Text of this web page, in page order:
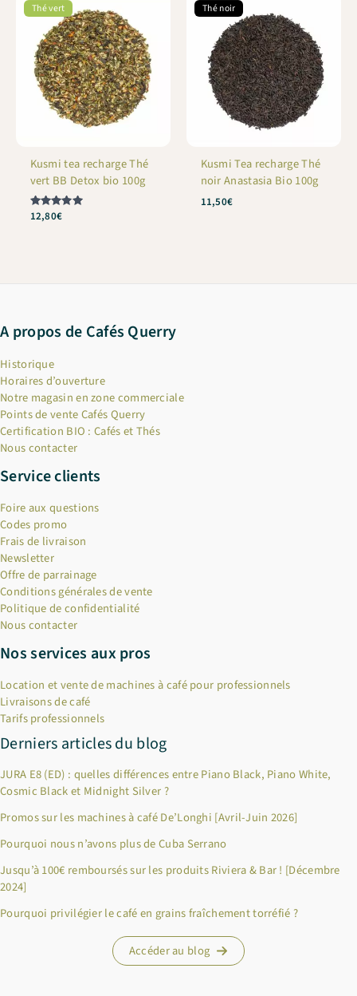
Thé vert
Kusmi tea recharge Thé
vert BB Detox bio 100g
Note
12,80€
Thé noir
Kusmi Tea recharge Thé
noir Anastasia Bio 100g
11,50€
A propos de Cafés Querry
Historique
Horaires d’ouverture
Notre magasin en zone commerciale
Points de vente Cafés Querry
Certification BIO : Cafés et Thés
Nous contacter
Service clients
Foire aux questions
Codes promo
Frais de livraison
Newsletter
Offre de parrainage
Conditions générales de vente
Politique de confidentialité
Nous contacter
Nos services aux pros
Location et vente de machines à café pour professionnels
Livraisons de café
Tarifs professionnels
Derniers articles du blog
JURA E8 (ED) : quelles différences entre Piano Black, Piano White,
Cosmic Black et Midnight Silver ?
Promos sur les machines à café De’Longhi [Avril-Juin 2026]
Pourquoi nous n’avons plus de Cuba Serrano
Jusqu’à 100€ remboursés sur les produits Riviera & Bar ! [Décembre
2024]
Pourquoi privilégier le café en grains fraîchement torréfié ?
Accéder au blog
×
Bienvenue chez Cafés Querry !
Profitez de -10% sur votre première commande (hors
abonnements, machines à café, bouilloires, machines à thé et
chèques cadeau et offres promotionnelles en cours). Copiez le
code ci-dessous, puis collez-le dans le champ "Code promo" de